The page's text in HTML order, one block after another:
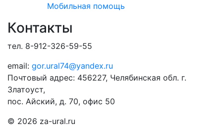
Мобильная помощь
Контакты
тел. 8-912-326-59-55
email: gor.ural74@yandex.ru
Почтовый адрес: 456227, Челябинская обл. г.
Златоуст,
пос. Айский, д. 70, офис 50
© 2026 za-ural.ru